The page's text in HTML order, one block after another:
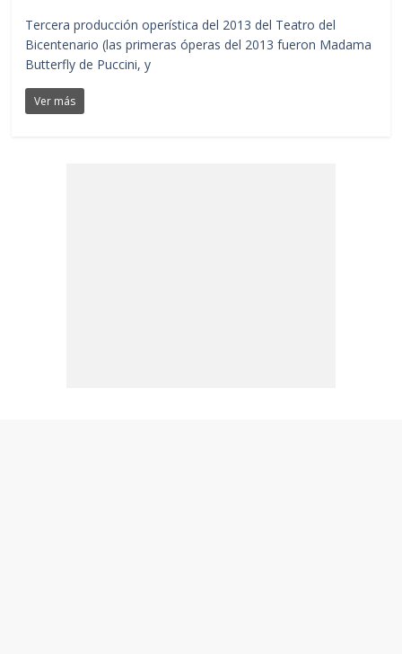
Tercera producción operística del 2013 del Teatro del
Bicentenario (las primeras óperas del 2013 fueron Madama
Butterfly de Puccini, y
Ver más